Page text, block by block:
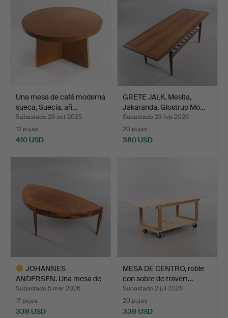
Una mesa de café moderna
sueca, Suecia, añ…
Subastado 26 oct 2025
12 pujas
410 USD
GRETE JALK. Mesita,
Jakaranda, Glostrup Mö…
Subastado 23 feb 2026
20 pujas
380 USD
JOHANNES
ANDERSEN. Una mesa de
café chapad…
Subastado 5 mar 2026
17 pujas
338 USD
MESA DE CENTRO, roble
con sobre de travert…
Subastado 2 jul 2026
20 pujas
338 USD